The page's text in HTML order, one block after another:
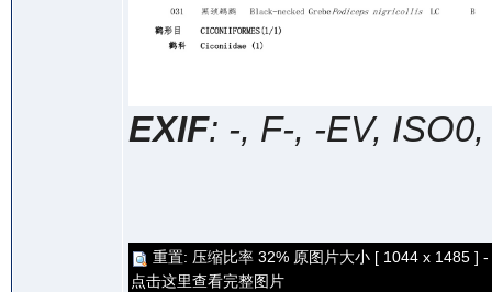
EXIF: -, F-, -EV,
重置: 压缩比率 32% 原图片大小 [ 1044 x 1485 ] -
点击这里查看完整图片